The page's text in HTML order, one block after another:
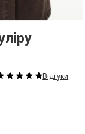
Відгуки